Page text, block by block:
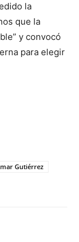
la
que la
y convocó
para elegir
Gutiérrez